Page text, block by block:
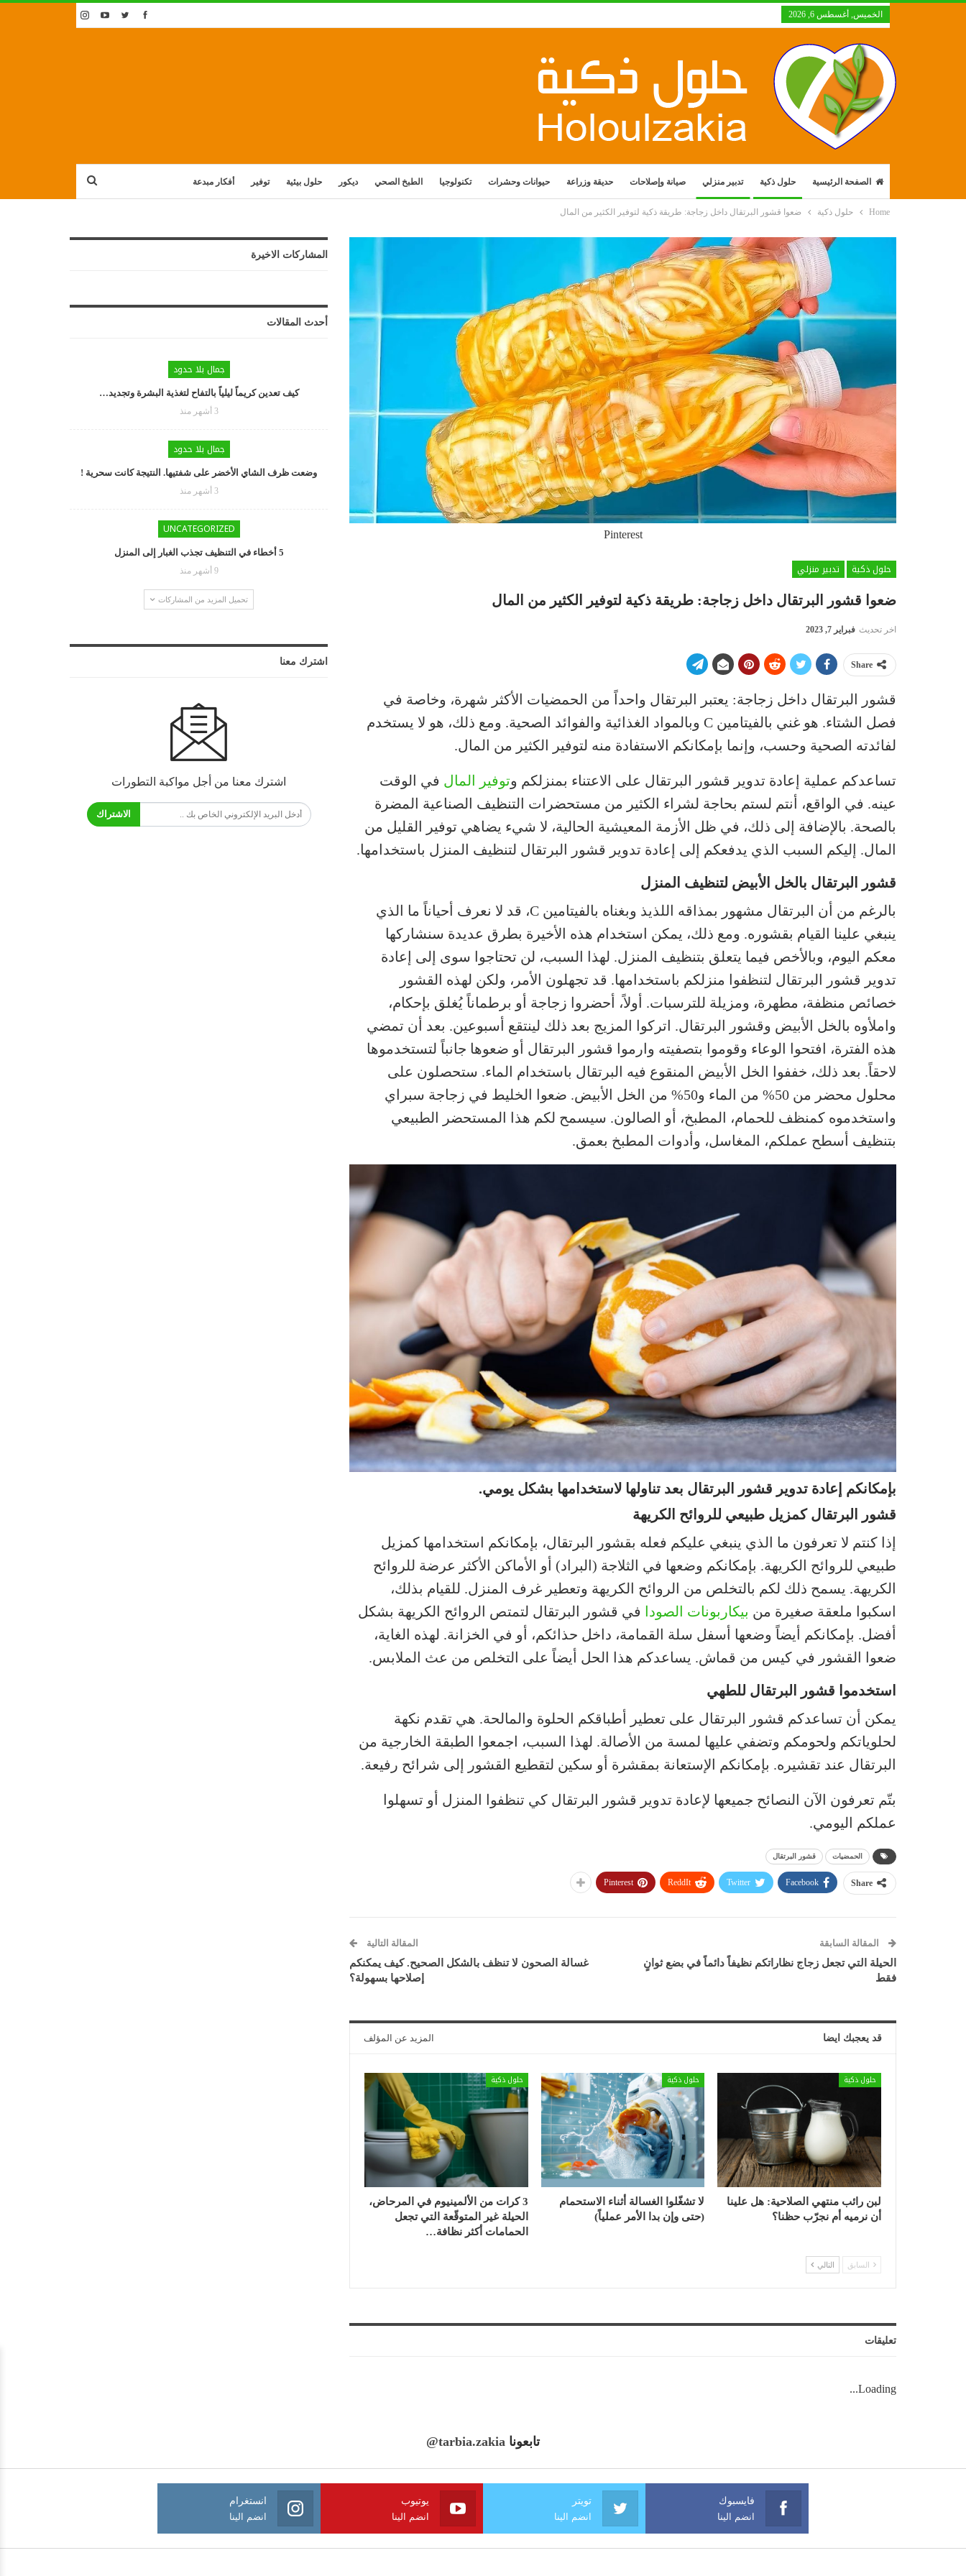
الخميس, أغسطس 6, 2026
الصفحة الرئيسية حلول ذكية تدبير منزلي صيانة وإصلاحات حديقة وزراعة حيوانات وحشرات تكنولوجيا الطبخ الصحي ديكور حلول بيئية توفير أفكار مبدعة
Home حلول ذكية ضعوا قشور البرتقال داخل زجاجة: طريقة ذكية لتوفير الكثير من المال
Pinterest
حلول ذكية
تدبير منزلي
ضعوا قشور البرتقال داخل زجاجة: طريقة ذكية لتوفير الكثير من المال
اخر تحديث فبراير 7, 2023
Share
قشور البرتقال داخل زجاجة: يعتبر البرتقال واحداً من الحمضيات الأكثر شهرة، وخاصة في
فصل الشتاء. هو غني بالفيتامين C وبالمواد الغذائية والفوائد الصحية. ومع ذلك، هو لا يستخدم
لفائدته الصحية وحسب، وإنما بإمكانكم الاستفادة منه لتوفير الكثير من المال.
تساعدكم عملية إعادة تدوير قشور البرتقال على الاعتناء بمنزلكم وتوفير المال في الوقت
عينه. في الواقع، أنتم لستم بحاجة لشراء الكثير من مستحضرات التنظيف الصناعية المضرة
بالصحة. بالإضافة إلى ذلك، في ظل الأزمة المعيشية الحالية، لا شيء يضاهي توفير القليل من
المال. إليكم السبب الذي يدفعكم إلى إعادة تدوير قشور البرتقال لتنظيف المنزل باستخدامها.
قشور البرتقال بالخل الأبيض لتنظيف المنزل
بالرغم من أن البرتقال مشهور بمذاقه اللذيذ وبغناه بالفيتامين C، قد لا نعرف أحياناً ما الذي
ينبغي علينا القيام بقشوره. ومع ذلك، يمكن استخدام هذه الأخيرة بطرق عديدة سنشاركها
معكم اليوم، وبالأخص فيما يتعلق بتنظيف المنزل. لهذا السبب، لن تحتاجوا سوى إلى إعادة
تدوير قشور البرتقال لتنظفوا منزلكم باستخدامها. قد تجهلون الأمر، ولكن لهذه القشور
خصائص منظفة، مطهرة، ومزيلة للترسبات. أولاً، أحضروا زجاجة أو برطماناً يُغلق بإحكام،
واملأوه بالخل الأبيض وقشور البرتقال. اتركوا المزيج بعد ذلك لينتقع أسبوعين. بعد أن تمضي
هذه الفترة، افتحوا الوعاء وقوموا بتصفيته وارموا قشور البرتقال أو ضعوها جانباً لتستخدموها
لاحقاً. بعد ذلك، خففوا الخل الأبيض المنقوع فيه البرتقال باستخدام الماء. ستحصلون على
محلول محضر من 50% من الماء و50% من الخل الأبيض. ضعوا الخليط في زجاجة سبراي
واستخدموه كمنظف للحمام، المطبخ، أو الصالون. سيسمح لكم هذا المستحضر الطبيعي
بتنظيف أسطح عملكم، المغاسل، وأدوات المطبخ بعمق.
بإمكانكم إعادة تدوير قشور البرتقال بعد تناولها لاستخدامها بشكل يومي.
قشور البرتقال كمزيل طبيعي للروائح الكريهة
إذا كنتم لا تعرفون ما الذي ينبغي عليكم فعله بقشور البرتقال، بإمكانكم استخدامها كمزيل
طبيعي للروائح الكريهة. بإمكانكم وضعها في الثلاجة (البراد) أو الأماكن الأكثر عرضة للروائح
الكريهة. يسمح ذلك لكم بالتخلص من الروائح الكريهة وتعطير غرف المنزل. للقيام بذلك،
اسكبوا ملعقة صغيرة من بيكاربونات الصودا
في قشور البرتقال لتمتص الروائح الكريهة بشكل
أفضل. بإمكانكم أيضاً وضعها أسفل سلة القمامة، داخل حذائكم، أو في الخزانة. لهذه الغاية،
ضعوا القشور في كيس من قماش. يساعدكم هذا الحل أيضاً على التخلص من عث الملابس.
استخدموا قشور البرتقال للطهي
يمكن أن تساعدكم قشور البرتقال على تعطير أطباقكم الحلوة والمالحة. هي تقدم نكهة
لحلوياتكم ولحومكم وتضفي عليها لمسة من الأصالة. لهذا السبب، اجمعوا الطبقة الخارجية من
البرتقال عند تقشيره. بإمكانكم الإستعانة بمقشرة أو سكين لتقطيع القشور إلى شرائح رفيعة.
بتّم تعرفون الآن النصائح جميعها لإعادة تدوير قشور البرتقال كي تنظفوا المنزل أو تسهلوا
عملكم اليومي.
الحمضيات قشور البرتقال
Share
Facebook
Twitter
ReddIt
Pinterest
المقالة السابقة
الحيلة التي تجعل زجاج نظاراتكم نظيفاً دائماً في بضع ثوانٍ
فقط
المقالة التالية
غسالة الصحون لا تنظف بالشكل الصحيح. كيف يمكنكم
إصلاحها بسهولة؟
قد يعجبك ايضا المزيد عن المؤلف
حلول ذكية
لبن رائب منتهي الصلاحية: هل علينا
أن نرميه أم نجرّب حظنا؟
حلول ذكية
لا تشغّلوا الغسالة أثناء الاستحمام
(حتى وإن بدا الأمر عملياً)
حلول ذكية
3 كرات من الألمينيوم في المرحاض،
الحيلة غير المتوقّعة التي تجعل
الحمامات أكثر نظافة…
السابق التالي
تعليقات
Loading...
المشاركات الاخيرة
أحدث المقالات
جمال بلا حدود
كيف تعدين كريماً ليلياً بالتفاح لتغذية البشرة وتجديد…
3 أشهر منذ
جمال بلا حدود
وضعت ظرف الشاي الأخضر على شفتيها. النتيجة كانت سحرية !
3 أشهر منذ
UNCATEGORIZED
5 أخطاء في التنظيف تجذب الغبار إلى المنزل
9 أشهر منذ
تحميل المزيد من المشاركات
اشترك معنا
اشترك معنا من أجل مواكبة التطورات
الاشتراك
تابعونا @tarbia.zakia
فايسبوك
انضم الينا
تويتر
انضم الينا
يوتيوب
انضم الينا
انستغرام
انضم الينا